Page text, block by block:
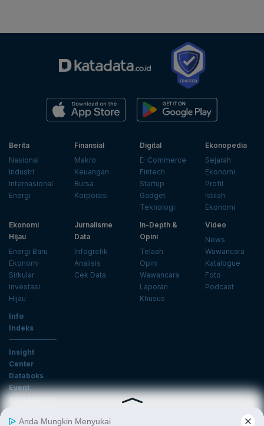
Berita
Nasional
Industri
Internasional
Energi
Finansial
Makro
Keuangan
Bursa
Korporasi
Digital
E-Commerce
Fintech
Startup
Gadget
Teknologi
Ekonopedia
Sejarah
Ekonomi
Profil
Istilah
Ekonomi
Ekonomi
Hijau
Energi Baru
Ekonomi
Sirkular
Investasi
Hijau
Jurnalisme
Data
Infografik
Analisis
Cek Data
In-Depth &
Opini
Telaah
Opini
Wawancara
Laporan
Khusus
Video
News
Wawancara
Katalogue
Foto
Podcast
Info
Indeks
Insight
Center
Databoks
Event
KatadataOto